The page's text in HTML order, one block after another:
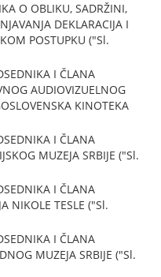
O OBLIKU, SADRŽINI,
DEKLARACIJA I
POSTUPKU ("Sl.
I ČLANA
AUDIOVIZUELNOG
KINOTEKA
I ČLANA
MUZEJA SRBIJE ("Sl.
I ČLANA
NIKOLE TESLE ("Sl.
I ČLANA
MUZEJA SRBIJE ("Sl.